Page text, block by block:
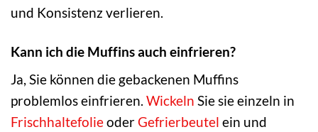
und Konsistenz verlieren.
Kann ich die Muffins auch einfrieren?
Ja, Sie können die gebackenen Muffins
problemlos einfrieren. Wickeln Sie sie einzeln in
FrischhaltefolieoderGefrierbeutel ein und